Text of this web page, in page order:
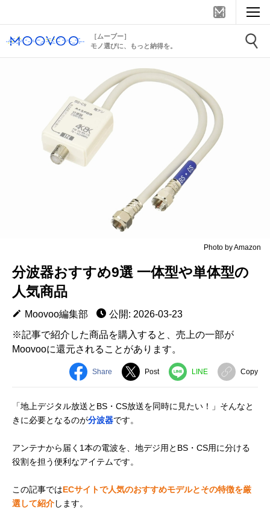
［ムーブー］
モノ選びに、もっと納得を。
Photo by Amazon
分波器おすすめ9選 一体型や単体型の
人気商品
Moovoo編集部
公開: 2026-03-23
※記事で紹介した商品を購入すると、売上の一部が
Moovooに還元されることがあります。
Share Post LINE Copy
「地上デジタル放送とBS・CS放送を同時に見たい！」そんなと
きに必要となるのが分波器です。
アンテナから届く1本の電波を、地デジ用とBS・CS用に分ける
役割を担う便利なアイテムです。
この記事ではECサイトで人気のおすすめモデルとその特徴を厳
選して紹介します。